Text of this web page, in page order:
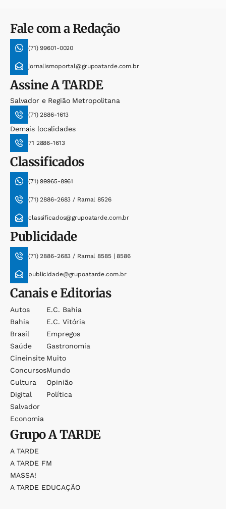
Fale com a Redação
(71) 99601-0020
jornalismoportal@grupoatarde.com.br
AssineA TARDE
Salvador e Região Metropolitana
(71) 2886-1613
Demais localidades
71 2886-1613
Classificados
(71) 99965-8961
(71) 2886-2683 / Ramal 8526
classificados@grupoatarde.com.br
Publicidade
(71) 2886-2683 / Ramal 8585 | 8586
publicidade@grupoatarde.com.br
Canais e Editorias
Autos
Bahia
Brasil
Saúde
Cineinsite
Concursos
Cultura
Digital
Salvador
Economia
E.c. Bahia
E.c. Vitória
Empregos
Gastronomia
Muito
Mundo
Opinião
Política
GrupoA TARDE
A TARDE
A TARDE FM
MASSA!
A TARDE EDUCAÇÃO